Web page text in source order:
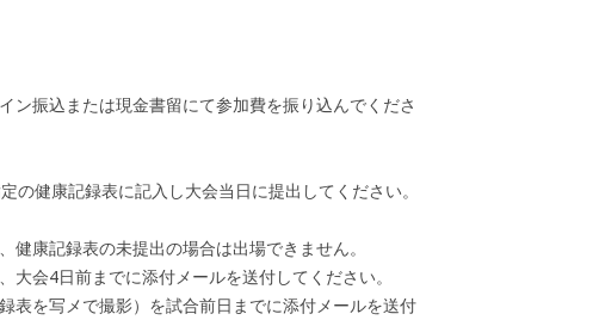
ン振込または現金書留にて参加費を振り込んでくださ
健康記録表に記入し大会当日に提出してください。
康記録表の未提出の場合は出場できません。
会4日前までに添付メールを送付してください。
を写メで撮影）を試合前日までに添付メールを送付